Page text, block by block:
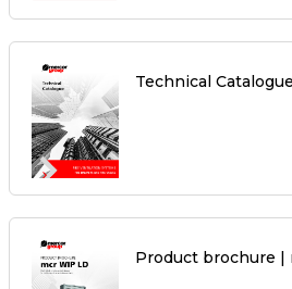
Technical Catalogue
Product brochure |